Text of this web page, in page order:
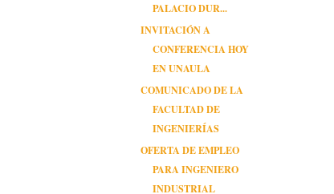
PALACIO DUR...
INVITACIÓN A
CONFERENCIA HOY
EN UNAULA
COMUNICADO DE LA
FACULTAD DE
INGENIERÍAS
OFERTA DE EMPLEO
PARA INGENIERO
INDUSTRIAL